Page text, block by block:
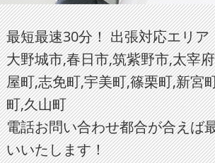
最短最速30分！ 出張対応エリア
大野城市,春日市,筑紫野市,太宰
屋町,志免町,宇美町,篠栗町,新宮
町,久山町
電話お問い合わせ都合が合えば
いいたします！